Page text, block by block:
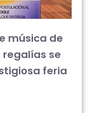
música de
se
feria